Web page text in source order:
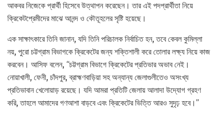
আকবর নিজেকে প্রার্থী হিসেবে উত্থাপন করেছেন। তার এই পদপ্রার্থীতা নিয়ে
ক্রিকেটপ্রেমীদের মাঝে আনন্দ ও কৌতূহলের সৃষ্টি হয়েছে।
এক সাক্ষাৎকারে তিনি জানান, যদি তিনি পরিচালক নির্বাচিত হন, তবে কেবল কুমিল্লা
নয়, পুরো চট্টগ্রাম বিভাগকে ক্রিকেটের জন্য শক্তিশালী করে তোলার লক্ষ্য নিয়ে কাজ
করবেন। আসিফ বলেন, “চট্টগ্রাম বিভাগে ক্রিকেটের প্রতিভার অভাব নেই।
নোয়াখালী, ফেনী, চাঁদপুর, ব্রাহ্মণবাড়িয়া সহ অন্যান্য জেলাগুলীতেও অসংখ্য
প্রতিভাবান খেলোয়াড় রয়েছে। যদি আমরা প্রতিটি জেলায় আলাদা উদ্যোগ গ্রহণ
করি, তাহলে আমাদের গণআশা বাড়বে এবং ক্রিকেটের ভিত্তি আরও সুদৃঢ় হবে।”